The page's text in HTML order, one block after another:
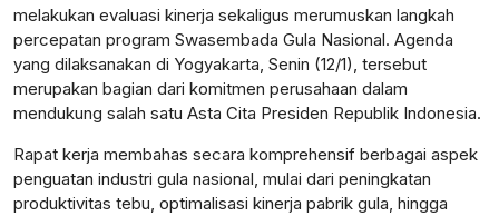
melakukan evaluasi kinerja sekaligus merumuskan langkah
percepatan program Swasembada Gula Nasional. Agenda
yang dilaksanakan di Yogyakarta, Senin (12/1), tersebut
merupakan bagian dari komitmen perusahaan dalam
mendukung salah satu Asta Cita Presiden Republik Indonesia.
Rapat kerja membahas secara komprehensif berbagai aspek
penguatan industri gula nasional, mulai dari peningkatan
produktivitas tebu, optimalisasi kinerja pabrik gula, hingga